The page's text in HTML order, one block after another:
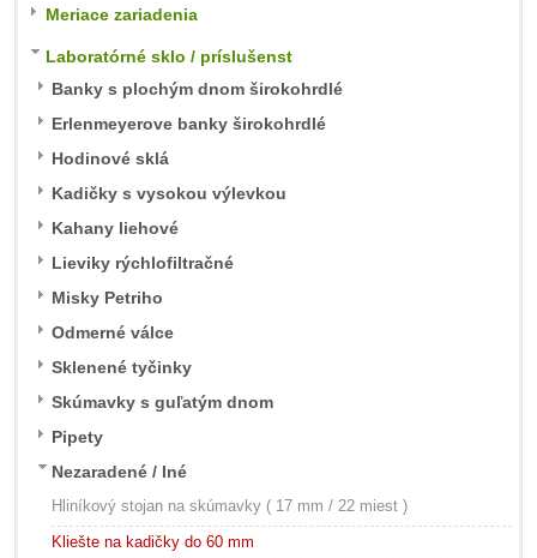
Meriace zariadenia
Laboratórné sklo / príslušenst
Banky s plochým dnom širokohrdlé
Erlenmeyerove banky širokohrdlé
Hodinové sklá
Kadičky s vysokou výlevkou
Kahany liehové
Lieviky rýchlofiltračné
Misky Petriho
Odmerné válce
Sklenené tyčinky
Skúmavky s guľatým dnom
Pipety
Nezaradené / Iné
Hliníkový stojan na skúmavky ( 17 mm / 22 miest )
Kliešte na kadičky do 60 mm